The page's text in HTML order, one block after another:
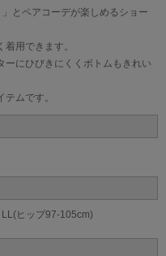
とペアコーデが楽しめるショー
用できます。
ーにひびきにくくボトムもきれい
ムです。
ヒップ97-105cm)